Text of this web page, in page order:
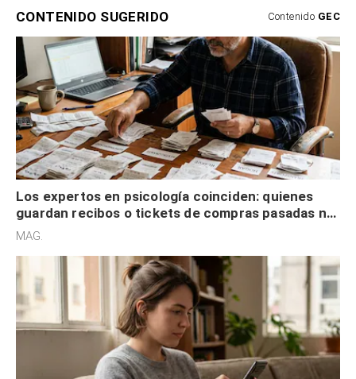
CONTENIDO SUGERIDO Contenido GEC
Los expertos en psicología coinciden: quienes
guardan recibos o tickets de compras pasadas no
son acumuladores, sino que tienen necesidad de
MAG.